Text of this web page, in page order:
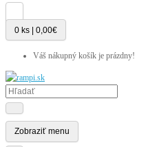
0 ks | 0,00€
Váš nákupný košík je prázdny!
Zobraziť menu